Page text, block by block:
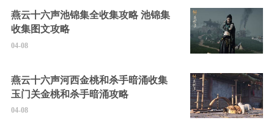
燕云十六声池锦集全收集攻略 池锦集
收集图文攻略
04-08
燕云十六声河西金桃和杀手暗涌收集
玉门关金桃和杀手暗涌攻略
04-08